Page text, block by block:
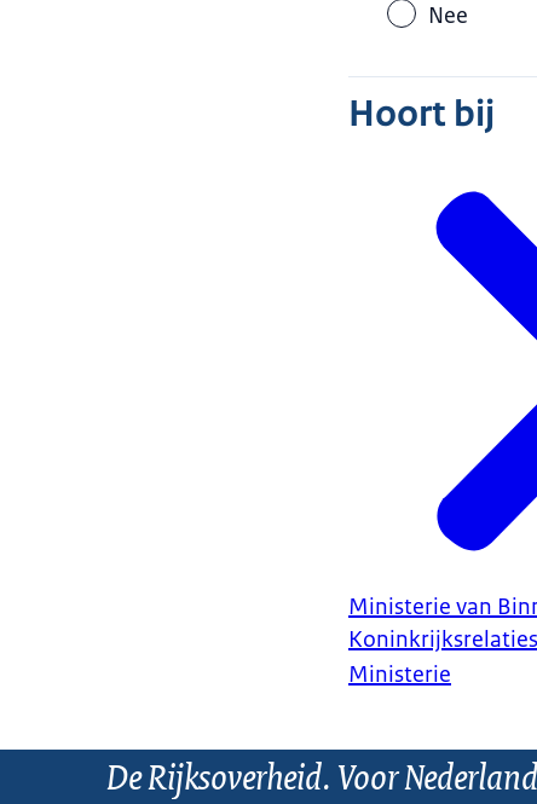
Nee
Hoort bij
Ministerie van
Koninkrijksrelaties
Ministerie
De Rijksoverheid. Voor Nederland